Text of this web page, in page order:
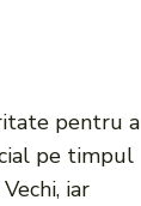
pentru a
pe timpul
iar